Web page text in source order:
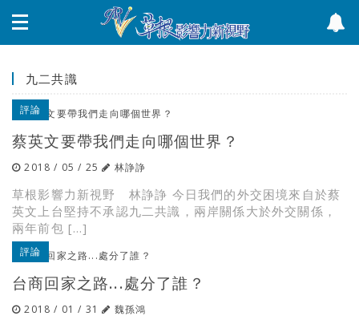
九二共識
評論
蔡英文要帶我們走向哪個世界？
2018 / 05 / 25 林諍諍
草根影響力新視野 林諍諍 今日我們的外交困境來自於蔡
英文上台堅持不承認九二共識，兩岸關係大於外交關係，
兩年前包 […]
評論
台商回家之路...處分了誰？
2018 / 01 / 31 魏孫鴻